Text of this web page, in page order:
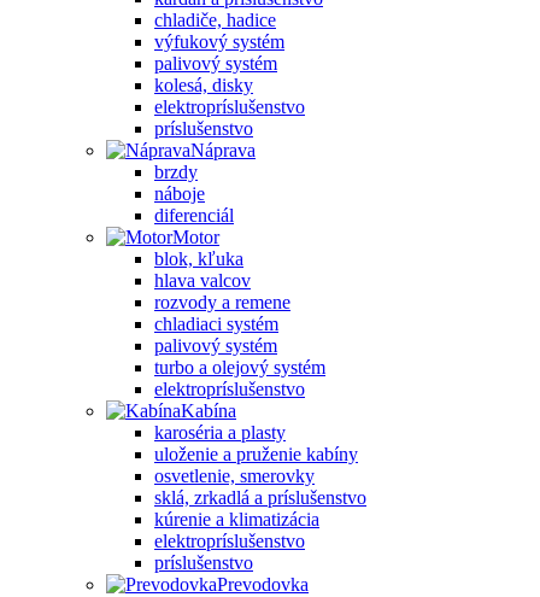
chladiče, hadice
výfukový systém
palivový systém
kolesá, disky
elektropríslušenstvo
príslušenstvo
Náprava
brzdy
náboje
diferenciál
Motor
blok, kľuka
hlava valcov
rozvody a remene
chladiaci systém
palivový systém
turbo a olejový systém
elektropríslušenstvo
Kabína
karoséria a plasty
uloženie a pruženie kabíny
osvetlenie, smerovky
sklá, zrkadlá a príslušenstvo
kúrenie a klimatizácia
elektropríslušenstvo
príslušenstvo
Prevodovka